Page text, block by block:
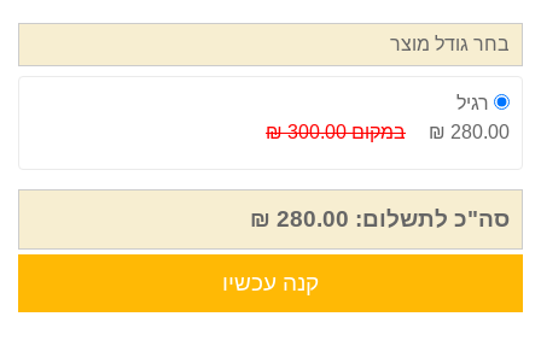
בחר גודל מוצר
רגיל
280.00 ₪
במקום 300.00 ₪
סה"כ לתשלום: 280.00 ₪
קנה עכשיו